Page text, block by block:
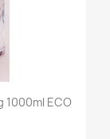
1000ml ECO